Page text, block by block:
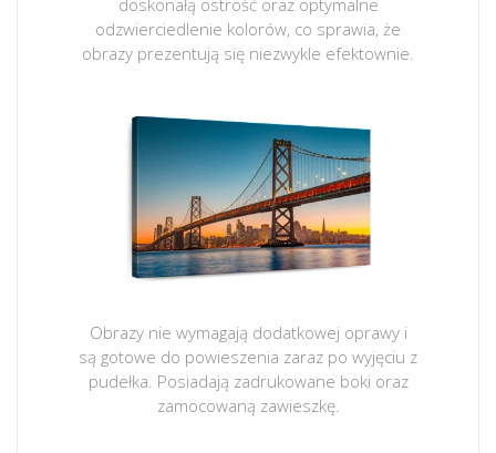
doskonałą ostrość oraz optymalne
odzwierciedlenie kolorów, co sprawia, że
obrazy prezentują się niezwykle efektownie.
Obrazy nie wymagają dodatkowej oprawy i
są gotowe do powieszenia zaraz po wyjęciu z
pudełka. Posiadają zadrukowane boki oraz
zamocowaną zawieszkę.